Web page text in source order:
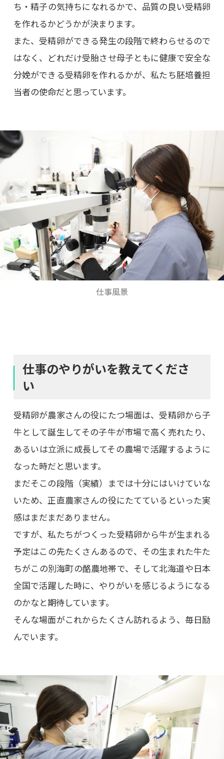
ち・精子の気持ちになれるかで、品質の良い受精卵
を作れるかどうかが決まります。
また、受精卵ができる発生の段階で終わらせるので
はなく、どれだけ受胎させ母子ともに健康で安全な
分娩ができる受精卵を作れるかが、私たち胚培養担
当者の使命だと思っています。
仕事風景
仕事のやりがいを教えてくださ
い
受精卵が農家さんの役にたつ場面は、受精卵から子
牛として誕生してその子牛が市場で高く売れたり、
あるいは立派に成長してその農場で活躍するように
なった時だと思います。
まだそこの段階（実績）までは十分にはいけていな
いため、正直農家さんの役にたてているといった実
感はまだまだありません。
ですが、私たちがつくった受精卵から牛が生まれる
予定はこの先たくさんあるので、その生まれた牛た
ちがこの別海町の酪農地帯で、そして北海道や日本
全国で活躍した時に、やりがいを感じるようになる
のかなと期待しています。
そんな場面がこれからたくさん訪れるよう、毎日励
んでいます。